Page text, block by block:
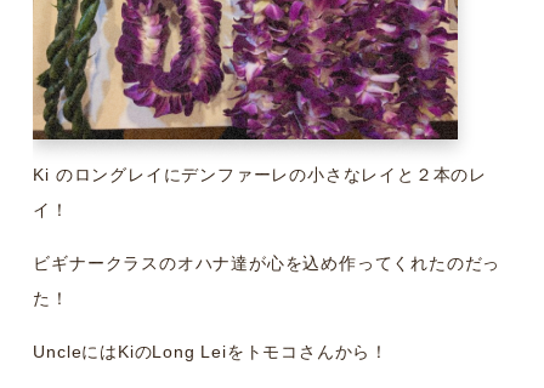
Ki のロングレイにデンファーレの小さなレイと２本のレ
イ！
ビギナークラスのオハナ達が心を込め作ってくれたのだっ
た！
UncleにはKiのLong Leiをトモコさんから！